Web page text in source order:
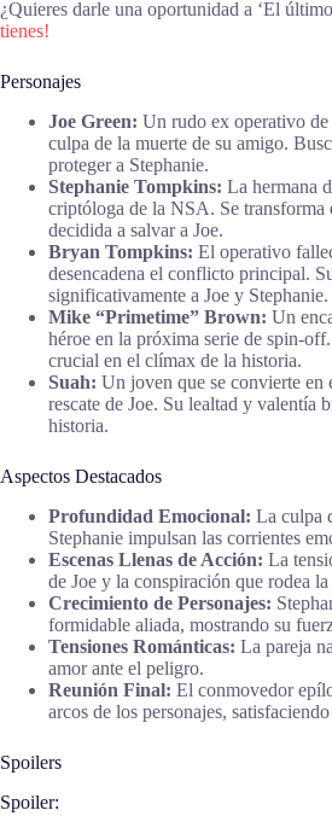
¿Quieres darle una oportunidad a ‘El
tienes!
Personajes
Joe Green: Un rudo ex operativo
culpa de la muerte de su amigo.
proteger a Stephanie.
Stephanie Tompkins: La hermana
criptóloga de la NSA. Se transforma
decidida a salvar a Joe.
Bryan Tompkins: El operativo
desencadena el conflicto principal.
significativamente a Joe y Stephanie.
Mike “Primetime” Brown: Un
héroe en la próxima serie de spin-
crucial en el clímax de la historia.
Suah: Un joven que se convierte en
rescate de Joe. Su lealtad y valentía
historia.
Aspectos Destacados
Profundidad Emocional: La culpa
Stephanie impulsan las corrientes
Escenas Llenas de Acción: La
de Joe y la conspiración que rodea
Crecimiento de Personajes:
formidable aliada, mostrando su
Tensiones Románticas: La pareja
amor ante el peligro.
Reunión Final: El conmovedor
arcos de los personajes,
Spoilers
Spoiler: